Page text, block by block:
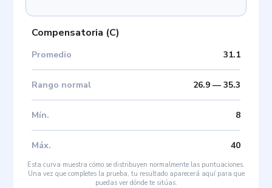
Compensatoria (C)
Promedio 31.1
Rango normal 26.9— 35.3
Mín. 8
Máx. 40
Esta curva muestra cómo se distribuyen normalmente las puntuaciones.
Una vez que completes la prueba, tu resultado aparecerá aquí para que
puedas ver dónde te sitúas.